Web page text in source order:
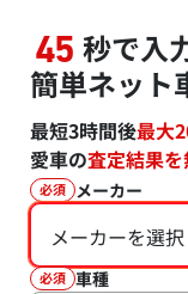
45 秒で入
簡単ネット
最短3時間後最大
愛車の査定結果
必須 メーカー
メーカーを選択
必須 車種